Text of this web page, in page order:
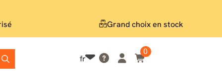
Grand choix en stock
fr
0